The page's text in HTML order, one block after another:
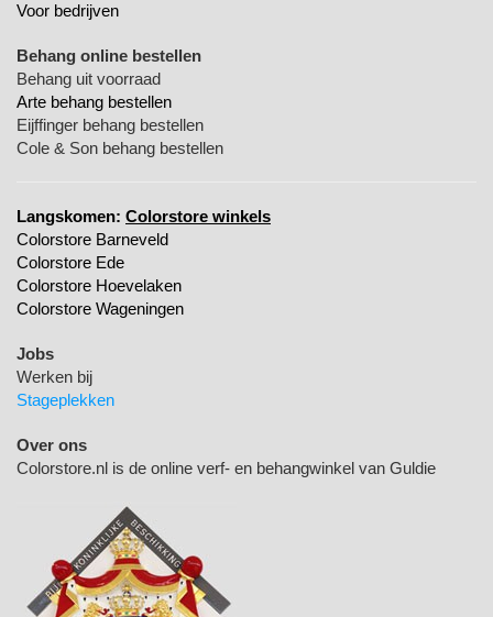
Voor bedrijven
Behang online bestellen
Behang uit voorraad
Arte behang bestellen
Eijffinger behang bestellen
Cole & Son behang bestellen
Langskomen: Colorstore winkels
Colorstore Barneveld
Colorstore Ede
Colorstore Hoevelaken
Colorstore Wageningen
Jobs
Werken bij
Stageplekken
Over ons
Colorstore.nl is de online verf- en behangwinkel van Guldie